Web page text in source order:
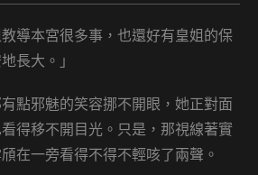
教導本宮很多事，也還好有皇姐的保
長大。」
點邪魅的笑容挪不開眼，她正對面
得移不開目光。只是，那視線著實
在一旁看得不得不輕咳了兩聲。